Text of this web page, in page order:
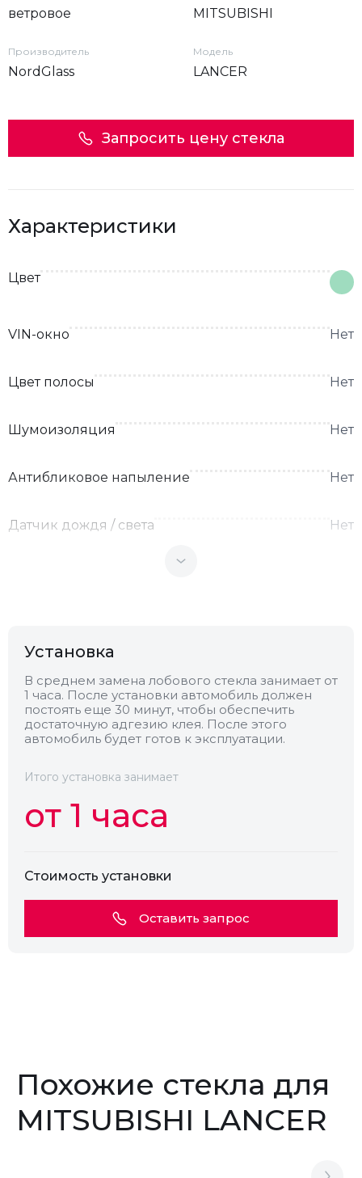
ветровое MITSUBISHI
Производитель
NordGlass
Модель
LANCER
Запросить цену стекла
Характеристики
Цвет
VIN-окно Нет
Цвет полосы Нет
Шумоизоляция Нет
Антибликовое напыление Нет
Датчик дождя / света Нет
Обогрев
Установка
В среднем замена лобового стекла занимает от
1 часа. После установки автомобиль должен
постоять еще 30 минут, чтобы обеспечить
достаточную адгезию клея. После этого
автомобиль будет готов к эксплуатации.
Итого установка занимает
от 1 часа
Стоимость установки
Оставить запрос
Похожие стекла для
MITSUBISHI LANCER